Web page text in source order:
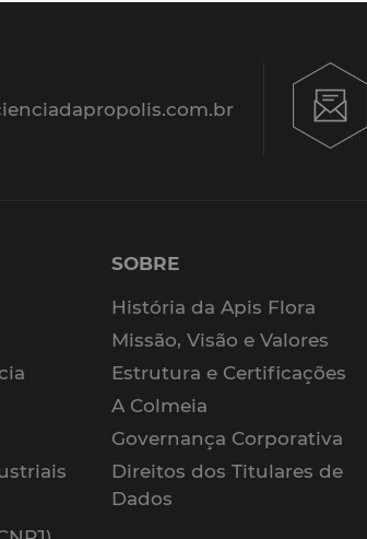
SOBRE
História da Apis Flora
Missão, Visão e Valores
Estrutura e Certificações
A Colmeia
Governança Corporativa
Direitos dos Titulares de
Dados